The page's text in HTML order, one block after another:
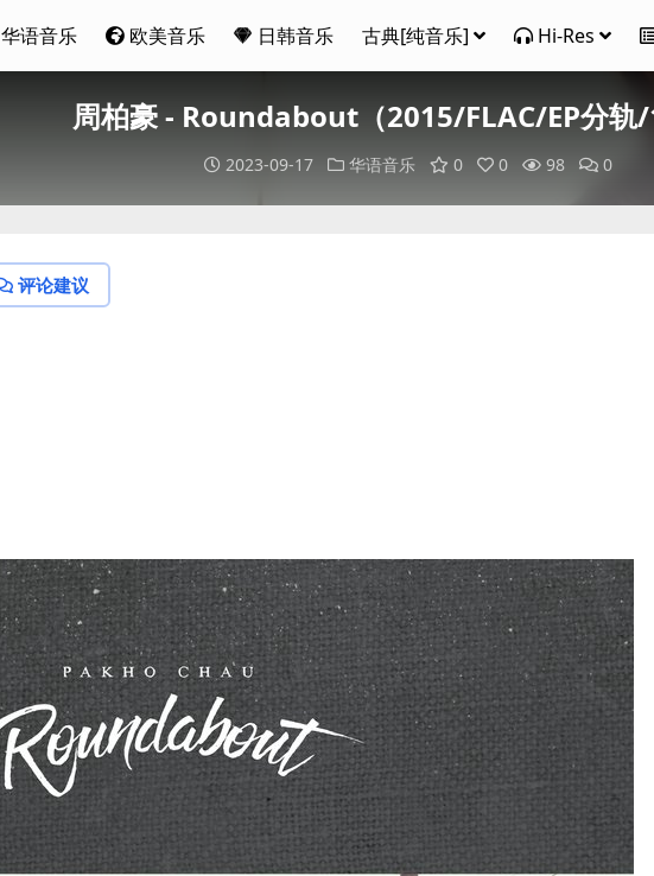
华语音乐 欧美音乐 日韩音乐 古典[纯音乐] Hi-Res
周柏豪 - Roundabout（2015/FLAC/EP分轨/
2023-09-17 华语音乐 0 0 98 0
评论建议